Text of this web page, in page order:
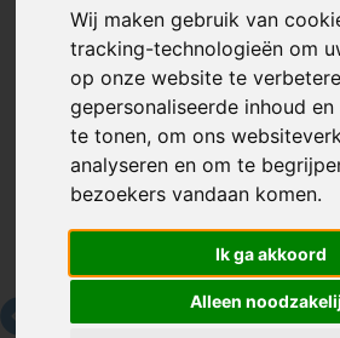
Wij maken gebruik van
tracking-technologieën om
op onze website te
gepersonaliseerde inhoud
te tonen, om ons
analyseren en om te
bezoekers vandaan komen.
Ik ga akkoord
Alleen
Artikelnummer: 315684